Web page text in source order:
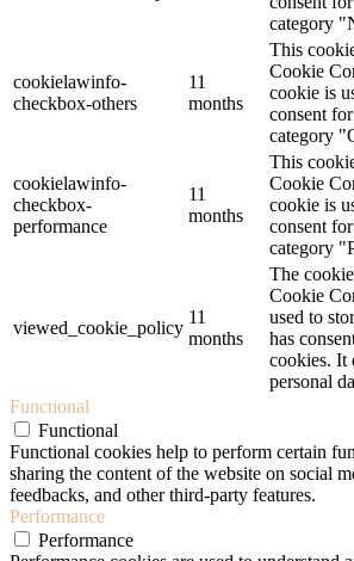
category
cookielawinfo-
checkbox-others
11
months
This
Cookie
cookie is
consent
category
cookielawinfo-
checkbox-
performance
11
months
This
Cookie
cookie is
consent
category
viewed_cookie_policy
11
months
The
Cookie
used to
has
cookies. It
personal
Functional
Functional
Functional cookies help to perform certain
sharing the content of the website on social
feedbacks, and other third-party features.
Performance
Performance